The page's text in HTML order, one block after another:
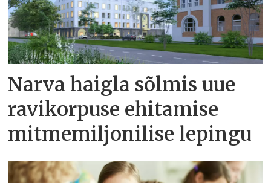
Narva haigla sõlmis uue
ravikorpuse ehitamise
mitmemiljonilise lepingu